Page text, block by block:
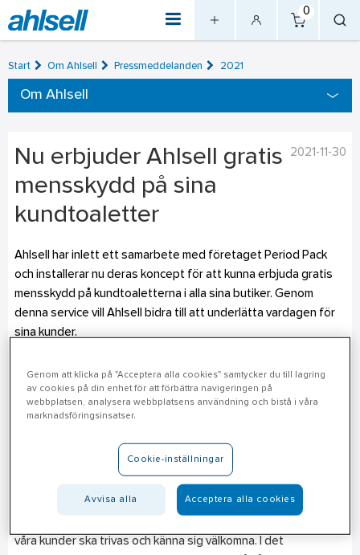
0
Start Om Ahlsell Pressmeddelanden 2021
Om Ahlsell
2021-11-30
Nu erbjuder Ahlsell gratis
mensskydd på sina
kundtoaletter
Ahlsell har inlett ett samarbete med företaget Period Pack
och installerar nu deras koncept för att kunna erbjuda gratis
mensskydd på kundtoaletterna i alla sina butiker. Genom
denna service vill Ahlsell bidra till att underlätta vardagen för
sina kunder.
Period Pack är ett snillrikt koncept skapat av två kvinnor som
tillhandahåller tamponger till alla som är i akut behov av
mensskydd. Tampongerna förvaras i en behållare som
service och trygghet.
- Butikerna har en central plats för våra kunder i deras vardag.
Att kunna köpa de produkter man behöver eller få hjälp med
våra kunder ska trivas och känna sig välkomna. I det
Genom att klicka på "Acceptera alla cookies" samtycker du till lagring
av cookies på din enhet för att förbättra navigeringen på
webbplatsen, analysera webbplatsens användning och bistå i våra
marknadsföringsinsatser.
Cookie-inställningar
Avvisa alla Acceptera alla cookies